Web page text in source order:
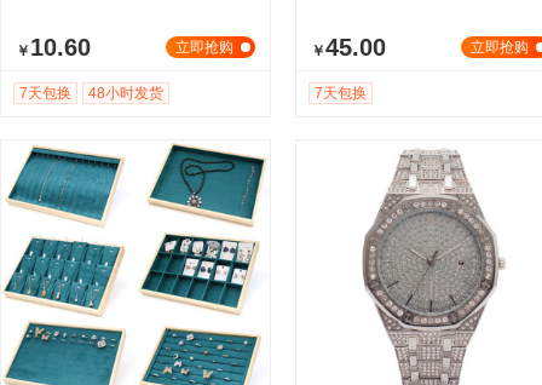
立即抢购
￥ 10.60
7天包换 48小时发货
立即抢购
￥45.00
7天包换